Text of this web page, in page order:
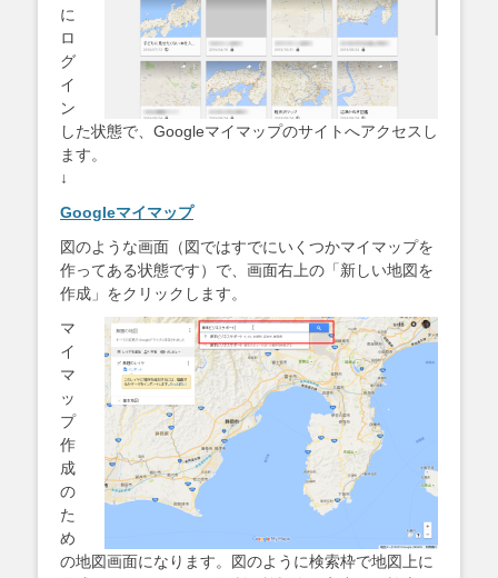
に
ロ
グ
イ
ン
した状態で、Googleマイマップのサイトへアクセスし
ます。
↓
Googleマイマップ
図のような画面（図ではすでにいくつかマイマップを
作ってある状態です）で、画面右上の「新しい地図を
作成」をクリックします。
マ
イ
マ
ッ
プ
作
成
の
た
め
の地図画面になります。図のように検索枠で地図上に